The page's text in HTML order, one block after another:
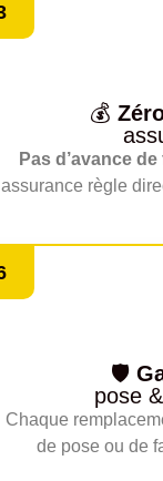
💰
Pas d’avance
assurance règle
🛡️
pose
Chaque
de pose ou de